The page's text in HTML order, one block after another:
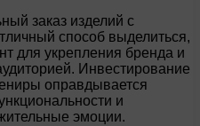
заказ изделий с
способ выделиться,
для укрепления бренда и
Инвестирование
оправдывается
и
эмоции.